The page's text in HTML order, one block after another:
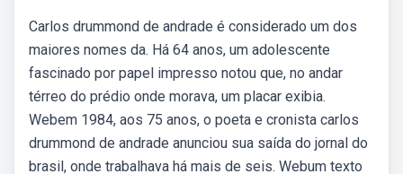
Carlos drummond de andrade é considerado um dos
maiores nomes da. Há 64 anos, um adolescente
fascinado por papel impresso notou que, no andar
térreo do prédio onde morava, um placar exibia.
Webem 1984, aos 75 anos, o poeta e cronista carlos
drummond de andrade anunciou sua saída do jornal do
brasil, onde trabalhava há mais de seis. Webum texto